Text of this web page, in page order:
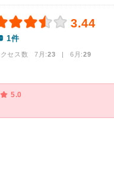
3.44
1件
クセス数 7月:23 | 6月:29
5.0